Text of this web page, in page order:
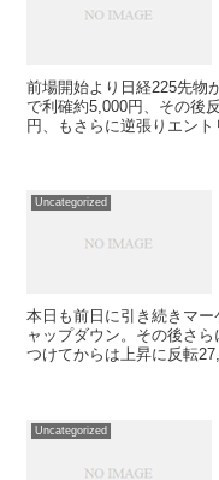
前場開始より日経225先物
で利確約5,000円、その後
円、もさらに逆張りエント
Uncategorized
本日も前日に引き続きマ
ャップダウン。その後さ
つけてからは上昇に反転
Uncategorized